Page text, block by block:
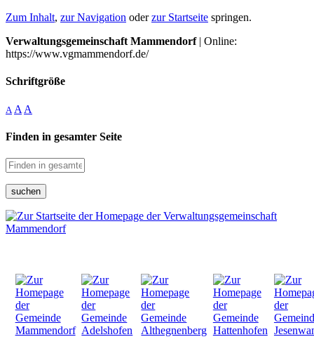
Zum Inhalt, zur Navigation oderzur Startseite springen.
Verwaltungsgemeinschaft Mammendorf| Online:
https://www.vgmammendorf.de/
Schriftgröße
A A A
Finden in gesamter Seite
suchen